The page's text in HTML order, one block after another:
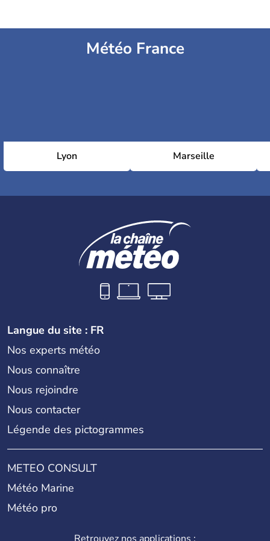
Météo France
Lyon Marseille
Langue du site : FR
Nos experts météo
Nous connaître
Nous rejoindre
Nous contacter
Légende des pictogrammes
METEO CONSULT
Météo Marine
Météo pro